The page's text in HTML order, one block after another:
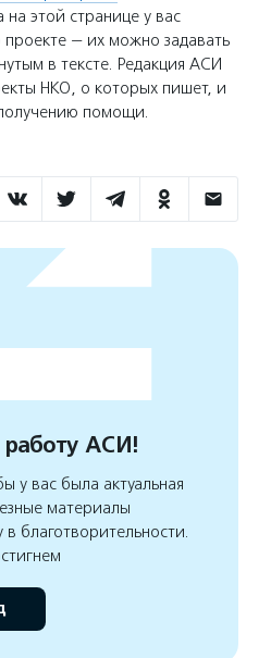
этой странице у вас
— их можно задавать
в тексте. Редакция АСИ
НКО, о которых пишет, и
помощи.
АСИ!
у вас была актуальная
материалы
благотворительности.